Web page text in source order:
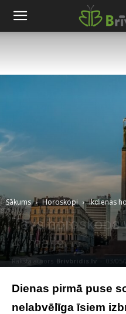
Sākums Horoskopi Ikdienas
Tavs horoskops
4. maijs
Raksta autors Brivbridis.lv 03/05/
Photo by Priyank P
Dienas pirmā puse
nelabvēlīga īsiem